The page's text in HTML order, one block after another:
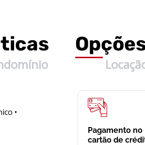
•
Pagamento no
cartão de